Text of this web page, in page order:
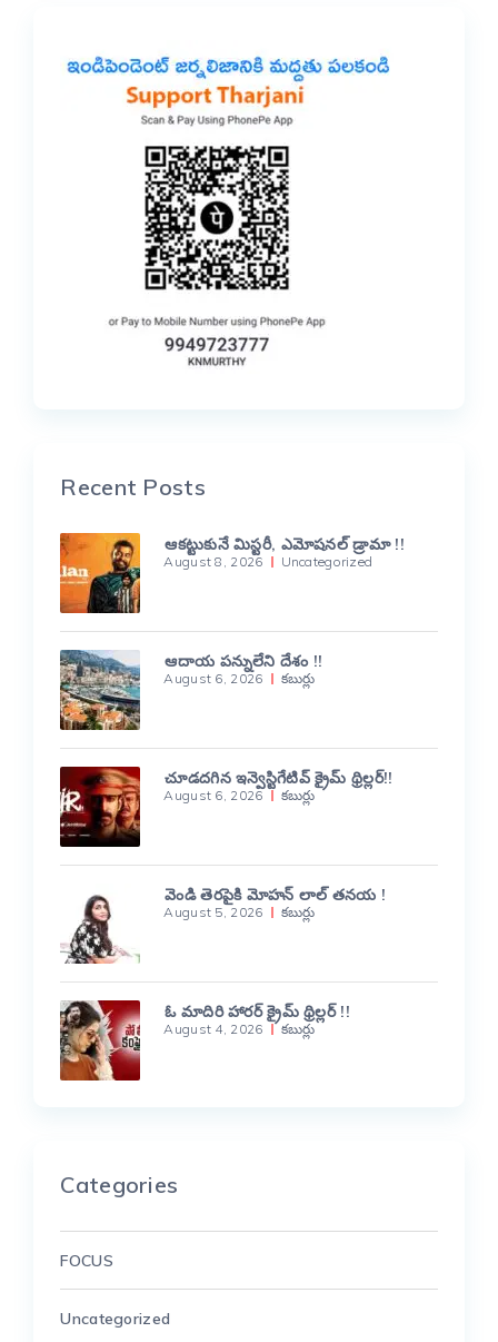
Recent Posts
ఆకట్టుకునే మిస్టరీ, ఎమోషనల్ డ్రామా !!
August 8, 2026 Uncategorized
ఆదాయ పన్నులేని దేశం !!
August 6, 2026 కబుర్లు
చూడదగిన ఇన్వెస్టిగేటివ్ క్రైమ్ థ్రిల్లర్!!
August 6, 2026 కబుర్లు
వెండి తెరపైకి మోహన్ లాల్ తనయ !
August 5, 2026 కబుర్లు
ఓ మాదిరి హారర్ క్రైమ్ థ్రిల్లర్ !!
August 4, 2026 కబుర్లు
Categories
FOCUS
Uncategorized